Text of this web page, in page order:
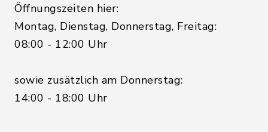
Öffnungszeiten hier:
Montag, Dienstag, Donnerstag, Freitag:
08:00 - 12:00 Uhr
sowie zusätzlich am Donnerstag:
14:00 - 18:00 Uhr